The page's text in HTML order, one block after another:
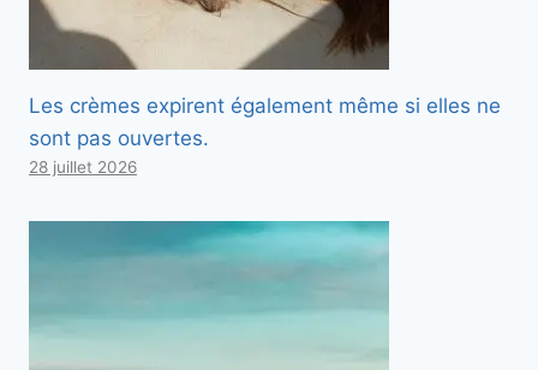
Les crèmes expirent également même si elles ne
sont pas ouvertes.
28 juillet 2026